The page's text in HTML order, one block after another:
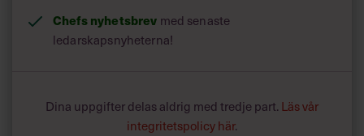
Chefs nyhetsbrev med senaste
ledarskapsnyheterna!
Dina uppgifter delas aldrig med tredje part. Läs vår
integritetspolicy här.